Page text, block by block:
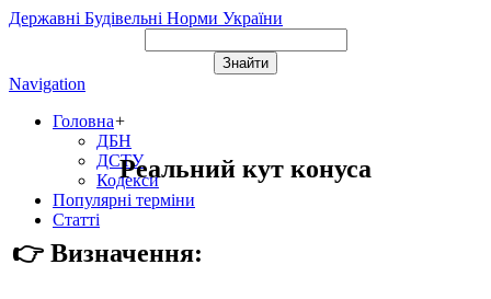
Державні Будівельні Норми України
Navigation
Головна+
ДБН
ДСТУ
Кодекси
Популярні терміни
Статті
Реальний кут конуса
👉 Визначення: